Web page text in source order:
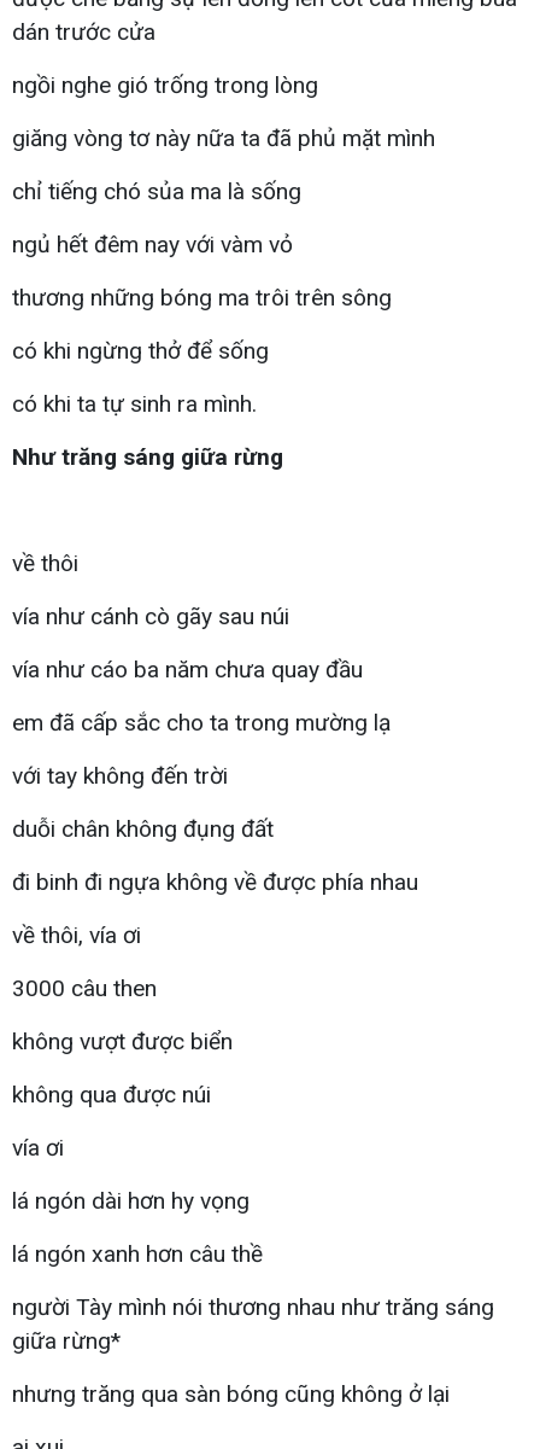
dán trước cửa
ngồi nghe gió trống trong lòng
giăng vòng tơ này nữa ta đã phủ mặt mình
chỉ tiếng chó sủa ma là sống
ngủ hết đêm nay với vàm vỏ
thương những bóng ma trôi trên sông
có khi ngừng thở để sống
có khi ta tự sinh ra mình.
Như trăng sáng giữa rừng
về thôi
vía như cánh cò gãy sau núi
vía như cáo ba năm chưa quay đầu
em đã cấp sắc cho ta trong mường lạ
với tay không đến trời
duỗi chân không đụng đất
đi binh đi ngựa không về được phía nhau
về thôi, vía ơi
3000 câu then
không vượt được biển
không qua được núi
vía ơi
lá ngón dài hơn hy vọng
lá ngón xanh hơn câu thề
người Tày mình nói thương nhau như trăng sáng
giữa rừng*
nhưng trăng qua sàn bóng cũng không ở lại